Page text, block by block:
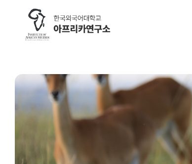
google-site-
학술지 (AJAS)
Review process
Editorial board
Author guidelines
Call for papers
Search articles